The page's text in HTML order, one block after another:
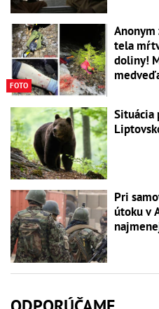
FOTO
tela
doliny!
Situácia
Pri
útoku v